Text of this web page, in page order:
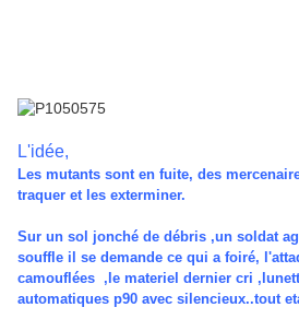
L'idée,
Les mutants sont en fuite, des
traquer et les exterminer.
Sur un sol jonché de débris ,un soldat
souffle il se demande ce qui a foiré,
camouflées ,le materiel dernier cri
automatiques p90 avec silencieux..tout